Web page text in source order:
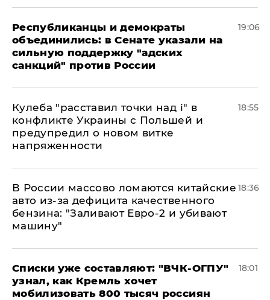
Республиканцы и демократы
объединились: в Сенате указали на
сильную поддержку "адских
санкций" против России
19:06
Кулеба "расставил точки над і" в
конфликте Украины с Польшей и
предупредил о новом витке
напряженности
18:55
В России массово ломаются китайские
авто из-за дефицита качественного
бензина: "Заливают Евро-2 и убивают
машину"
18:36
Списки уже составляют: "ВЧК-ОГПУ"
узнал, как Кремль хочет
мобилизовать 800 тысяч россиян
18:01